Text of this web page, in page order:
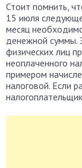
Стоит помнить,
15 июля
месяц
денежной суммы.
физических лиц
неоплаченного
примером
налоговой. Если